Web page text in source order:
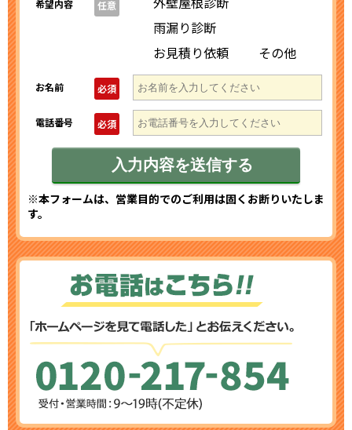
希望内容 任意
雨漏り診断
お見積り依頼
その他
お名前 必須
電話番号 必須
※本フォームは、営業目的でのご利用は固くお断りいたしま
す。